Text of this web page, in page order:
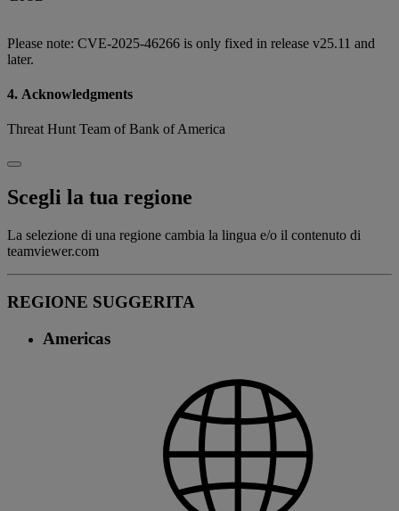
Please note: CVE-2025-46266 is only fixed in release v25.11 and
later.
4. Acknowledgments
Threat Hunt Team of Bank of America
Scegli la tua regione
La selezione di una regione cambia la lingua e/o il contenuto di
teamviewer.com
REGIONE SUGGERITA
Americas